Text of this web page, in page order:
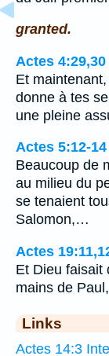
granted.
Actes 4:29,30
Et
donne à tes
une pleine
Actes 5:12-14
Beaucoup de
au milieu du
se tenaient
Salomon,…
Actes
Et Dieu faisait
mains de
Links
Actes 14:3